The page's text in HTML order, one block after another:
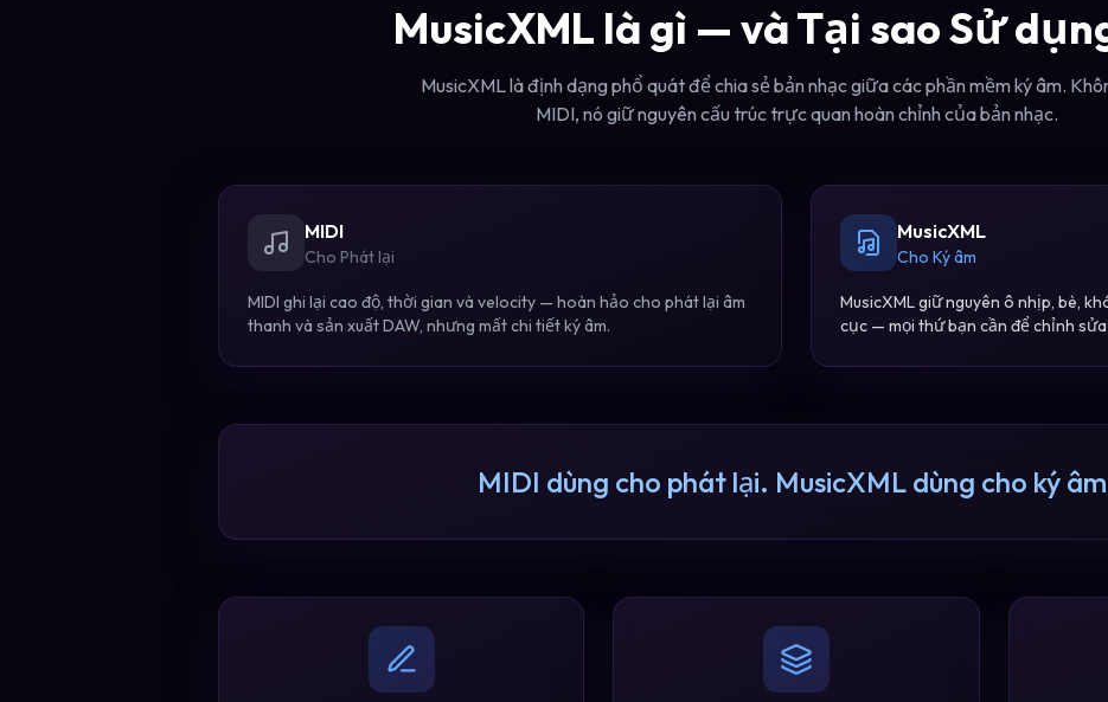
MusicXML là gì — và Tại sao Sử
MusicXML là định dạng phổ quát để chia sẻ bản nhạc giữa các phần mềm ký âm.
MIDI, nó giữ nguyên cấu trúc trực quan hoàn chỉnh của bản nhạc.
MIDI
Cho Phát lại
MIDI ghi lại cao độ, thời gian và velocity — hoàn hảo cho phát lại âm
thanh và sản xuất DAW, nhưng mất chi tiết ký âm.
MusicXML
Cho Ký âm
MusicXML giữ nguyên ô nhịp, bè,
cục — mọi thứ bạn cần để chỉnh
MIDI dùng cho phát lại. MusicXML dùng cho ký